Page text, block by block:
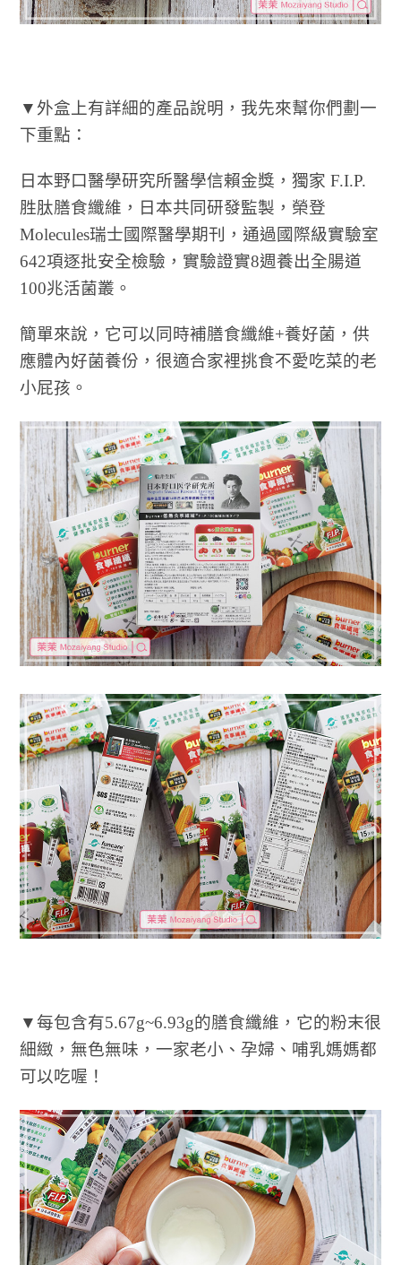
▼外盒上有詳細的產品說明，我先來幫你們劃一
下重點：
日本野口醫學研究所醫學信賴金獎，獨家 F.I.P.
胜肽膳食纖維，日本共同研發監製，榮登
Molecules瑞士國際醫學期刊，通過國際級實驗室
642項逐批安全檢驗，實驗證實8週養出全腸道
100兆活菌叢。
簡單來說，它可以同時補膳食纖維+養好菌，供
應體內好菌養份，很適合家裡挑食不愛吃菜的老
小屁孩。
▼每包含有5.67g~6.93g的膳食纖維，它的粉末很
細緻，無色無味，一家老小、孕婦、哺乳媽媽都
可以吃喔！